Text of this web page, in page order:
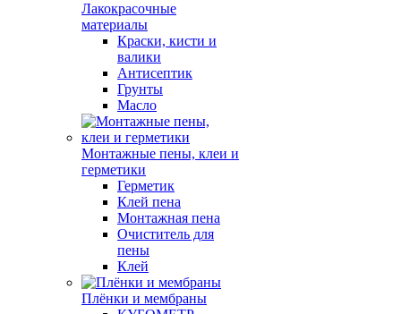
Лакокрасочные
материалы
Краски, кисти и
валики
Антисептик
Грунты
Масло
Монтажные пены, клеи и
герметики
Герметик
Клей пена
Монтажная пена
Очиститель для
пены
Клей
Плёнки и мембраны